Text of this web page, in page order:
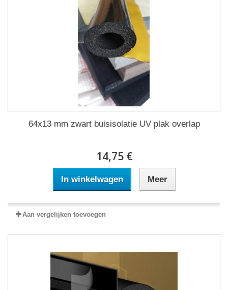
64x13 mm zwart buisisolatie UV plak overlap
14,75 €
In winkelwagen Meer
Aan vergelijken toevoegen